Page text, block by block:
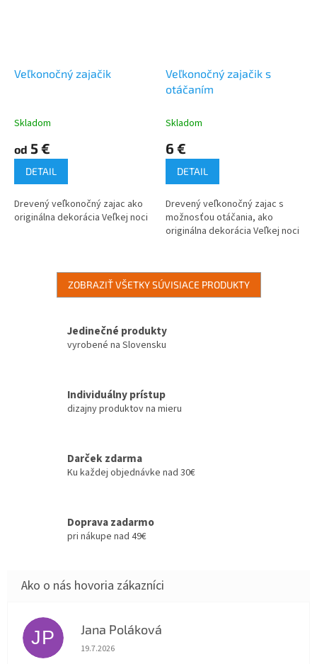
Veľkonočný zajačik
Skladom
od 5 €
DETAIL
Drevený veľkonočný zajac ako
originálna dekorácia Veľkej noci
Veľkonočný zajačik s
otáčaním
Skladom
6 €
DETAIL
Drevený veľkonočný zajac s
možnosťou otáčania, ako
originálna dekorácia Veľkej noci
ZOBRAZIŤ VŠETKY SÚVISIACE PRODUKTY
Jedinečné produkty
vyrobené na Slovensku
Individuálny prístup
dizajny produktov na mieru
Darček zdarma
Ku každej objednávke nad 30€
Doprava zadarmo
pri nákupe nad 49€
JP Jana Poláková
Hodnotenie obchodu je 5 z 5 hviezdičiek.
19.7.2026